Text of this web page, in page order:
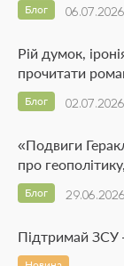
06.07.2026
Блог
Рій думок,
прочитати
02.07.2026
Блог
«Подвиги
про
29.06.2026
Блог
Підтримай ЗСУ